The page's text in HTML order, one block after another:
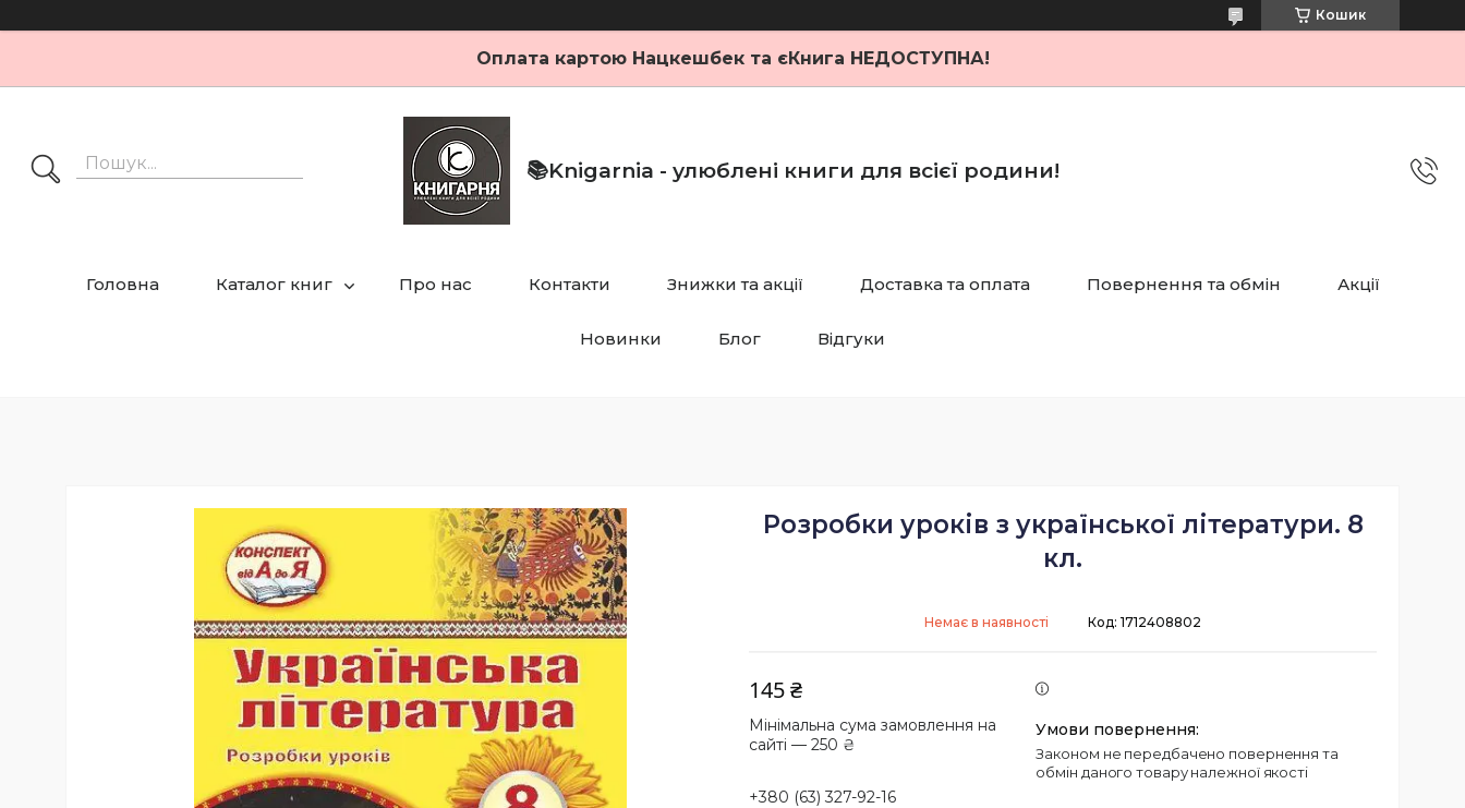
Кошик
Оплата картою Нацкешбек та єКнига НЕДОСТУПНА!
📚Knigarnia - улюблені книги для всієї родини!
Головна Каталог книг Про нас Контакти Знижки та акції Доставка та оплата Повернення та обмін Акції
Новинки Блог Відгуки
Розробки уроків з української літератури. 8
кл.
Немає в наявності Код: 1712408802
145 ₴
Мінімальна сума замовлення на
сайті — 250 ₴
+380 (63) 327-92-16
Законом не передбачено повернення та
обмін даного товару належної якості